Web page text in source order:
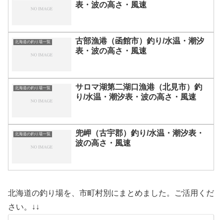
表・波の高さ・風速
北海道の釣り場一覧
古部漁港（函館市）釣り/水温・潮汐
表・波の高さ・風速
北海道の釣り場一覧
サロマ湖第二湖口漁港（北見市）釣
り/水温・潮汐表・波の高さ・風速
北海道の釣り場一覧
兜岬（古宇郡）釣り/水温・潮汐表・
波の高さ・風速
北海道の釣り場を、市町村別にまとめました。ご活用くだ
さい。↓↓